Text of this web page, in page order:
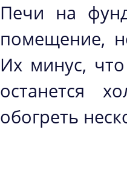
Печи на
помещение,
Их минус,
останется
обогреть